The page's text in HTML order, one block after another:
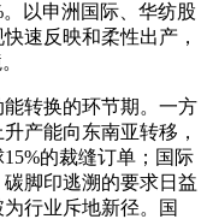
以申洲国际、华纺股
速反映和柔性出产，
转换的环节期。一方
产能向东南亚转移，
的裁缝订单；国际
脚印逃溯的要求日益
行业斥地新径。国